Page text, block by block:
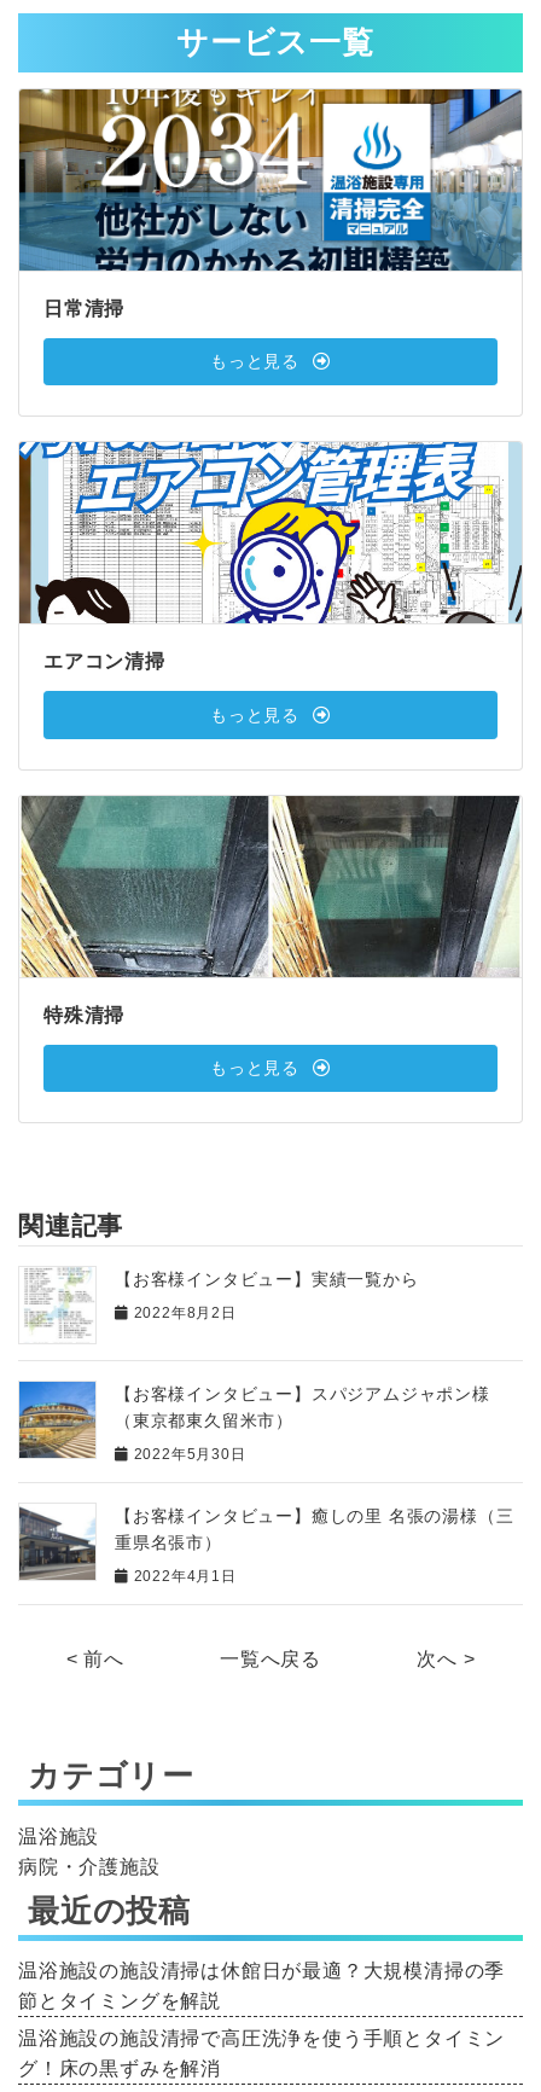
サービス一覧
日常清掃
もっと見る
エアコン清掃
もっと見る
特殊清掃
もっと見る
関連記事
【お客様インタビュー】実績一覧から
2022年8月2日
【お客様インタビュー】スパジアムジャポン様
（東京都東久留米市）
2022年5月30日
【お客様インタビュー】癒しの里 名張の湯様（三
重県名張市）
2022年4月1日
< 前へ 一覧へ戻る 次へ >
カテゴリー
温浴施設
病院・介護施設
最近の投稿
温浴施設の施設清掃は休館日が最適？大規模清掃の季
節とタイミングを解説
温浴施設の施設清掃で高圧洗浄を使う手順とタイミン
グ！床の黒ずみを解消